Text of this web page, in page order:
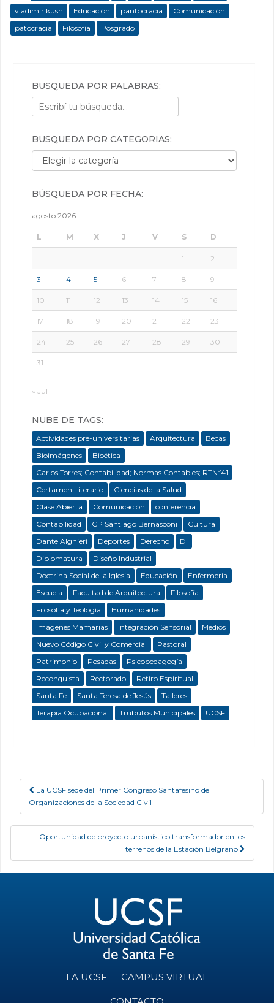
vladimir kush
Educación pantocracia
Comunicación
patocracia
Filosofía Posgrado
BÚSQUEDA POR PALABRAS:
BÚSQUEDA POR CATEGORÍAS:
Búsqueda por categorías:
BÚSQUEDA POR FECHA:
agosto 2026
L M X J V S D
1 2
3 4 5 6 7 8 9
10 11 12 13 14 15 16
17 18 19 20 21 22 23
24 25 26 27 28 29 30
31
« Jul
NUBE DE TAGS:
Actividades pre-universitarias Arquitectura
Becas
Bioimágenes
Bioética
Carlos Torres; Contabilidad; Normas Contables; RTNº41
Certamen Literario
Ciencias de la Salud
Clase Abierta
Comunicación
conferencia
Contabilidad
CP Santiago Bernasconi
Cultura
Dante Alghieri
Deportes Derecho
DI
Diplomatura
Diseño Industrial
Doctrina Social de la Iglesia
Educación
Enfermeria
Escuela
Facultad de Arquitectura
Filosofía
Filosofía y Teología
Humanidades
Imágenes Mamarias
Integración Sensorial
Medios
Nuevo Código Civil y Comercial
Pastoral
Patrimonio
Posadas
Psicopedagogía
Reconquista
Rectorado
Retiro Espiritual
Santa Fe
Santa Teresa de Jesús
Talleres
Terapia Ocupacional
Trubutos Municipales UCSF
Post navigation
La UCSF sede del Primer Congreso Santafesino de
Organizaciones de la Sociedad Civil
Oportunidad de proyecto urbanístico transformador en los
terrenos de la Estación Belgrano
LA UCSF CAMPUS VIRTUAL